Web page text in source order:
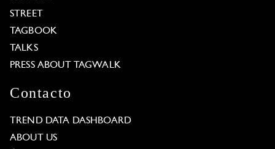
STREET
TAGBOOK
TALKS
PRESS ABOUT TAGWALK
Contacto
TREND DATA DASHBOARD
ABOUT US